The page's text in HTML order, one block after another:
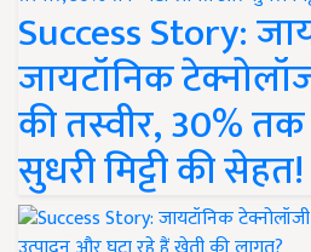
Success Story:
जायटॉनिक
की तस्वीर, 30%
सुधरी मिट्टी की सेहत!